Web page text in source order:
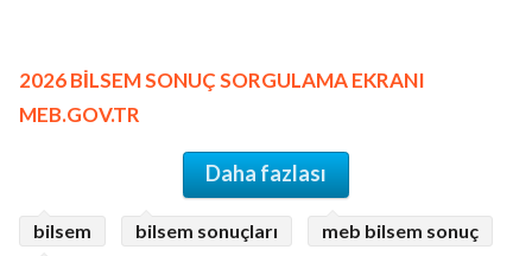
2026 BİLSEM SONUÇ SORGULAMA EKRANI
MEB.GOV.TR
Daha fazlası
bilsem bilsem sonuçları
meb bilsem sonuç